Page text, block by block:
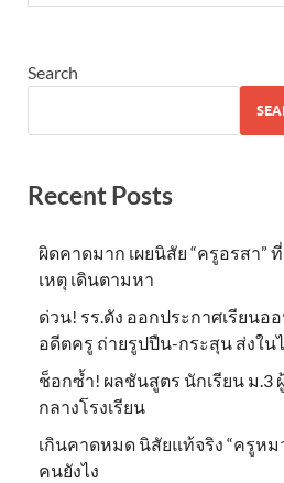
Search
Recent Posts
ผิดคาดมาก เผยนิสัย “ครูอรสา”
เหตุ เดินตามหา
ด่วน! รร.ดัง ออกประกาศเรียน
อดีตครู ถ่ายรูปปืน-กระสุน ส่งใน
ช็อกซ้ำ! ผลชันสูตร นักเรียน ม.3
กลางโรงเรียน
เกินคาดหมด นิสัยแท้จริง “ครูหม
คนยังไง